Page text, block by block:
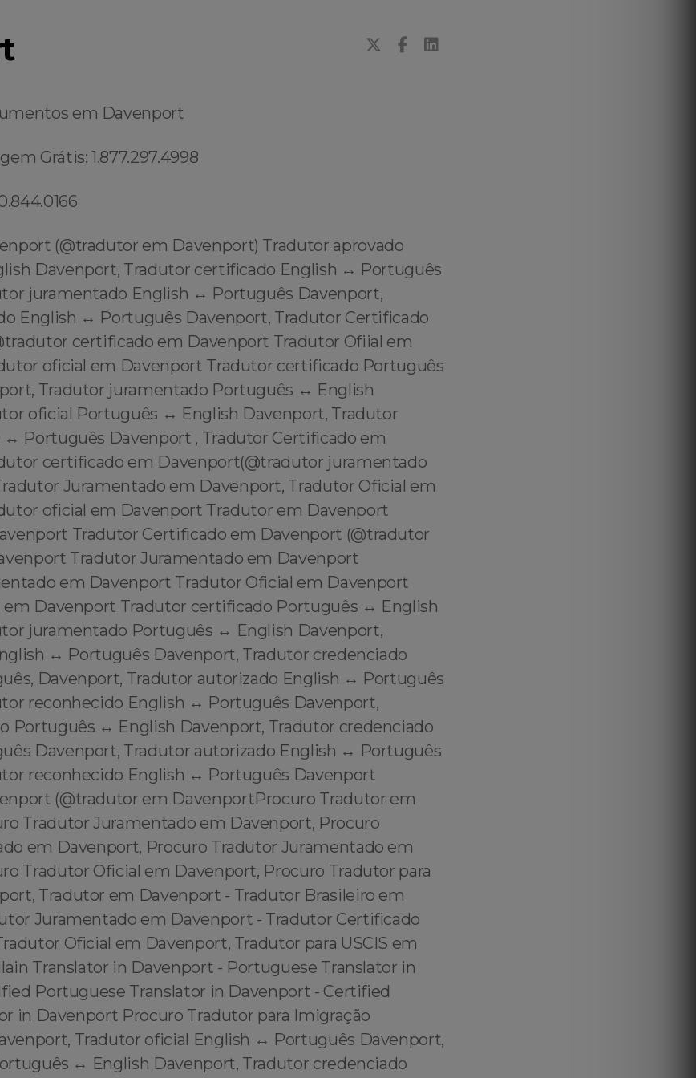
em Davenport
Grátis: 1.877.297.4998
(@tradutor em Davenport) Tradutor aprovado
Davenport, Tradutor certificado English ↔️ Português
juramentado English ↔️ Português Davenport,
English ↔️ Português Davenport, Tradutor Certificado
certificado em Davenport Tradutor Ofiial em
oficial em Davenport Tradutor certificado Português
Tradutor juramentado Português ↔️ English
oficial Português ↔️ English Davenport, Tradutor
↔️ Português Davenport , Tradutor Certificado em
certificado em Davenport(@tradutor juramentado
Juramentado em Davenport, Tradutor Oficial em
oficial em Davenport Tradutor em Davenport
Tradutor Certificado em Davenport (@tradutor
Tradutor Juramentado em Davenport
em Davenport Tradutor Oficial em Davenport
em Davenport Tradutor certificado Português ↔️ English
juramentado Português ↔️ English Davenport,
↔️ Português Davenport, Tradutor credenciado
Davenport, Tradutor autorizado English ↔️ Português
reconhecido English ↔️ Português Davenport,
Português ↔️ English Davenport, Tradutor credenciado
Davenport, Tradutor autorizado English ↔️ Português
reconhecido English ↔️ Português Davenport
(@tradutor em DavenportProcuro Tradutor em
Tradutor Juramentado em Davenport, Procuro
em Davenport, Procuro Tradutor Juramentado em
Tradutor Oficial em Davenport, Procuro Tradutor para
Tradutor em Davenport - Tradutor Brasileiro em
Juramentado em Davenport - Tradutor Certificado
Oficial em Davenport, Tradutor para USCIS em
Translator in Davenport - Portuguese Translator in
Portuguese Translator in Davenport - Certified
in Davenport Procuro Tradutor para Imigração
Tradutor oficial English ↔️ Português Davenport,
↔️ English Davenport, Tradutor credenciado